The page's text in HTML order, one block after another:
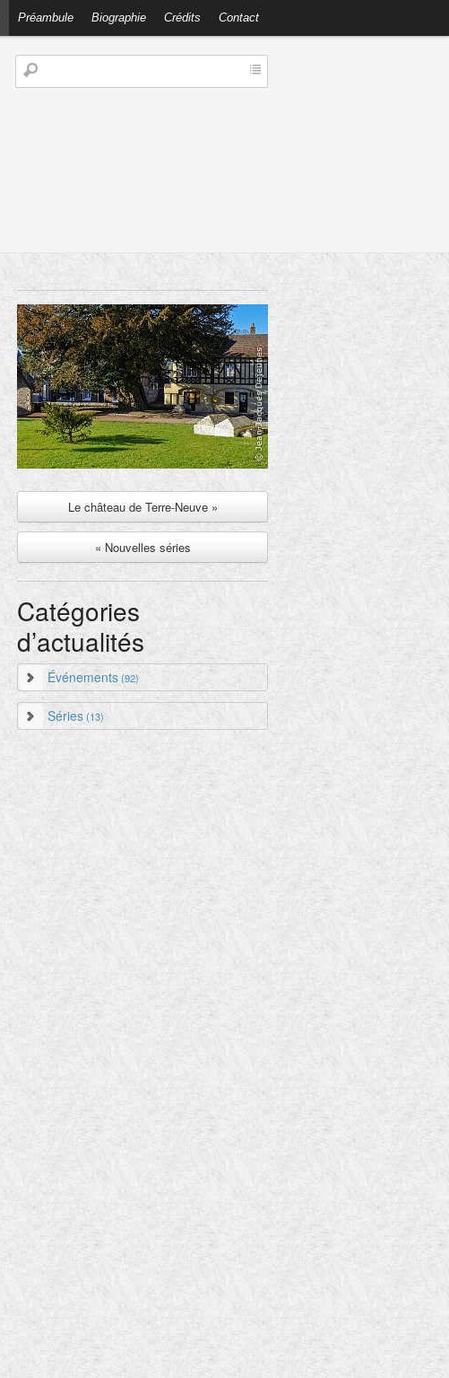
Préambule Biographie Crédits Contact
Le château de Terre-Neuve »
« Nouvelles séries
Catégories
d’actualités
Événements(92)
Séries(13)